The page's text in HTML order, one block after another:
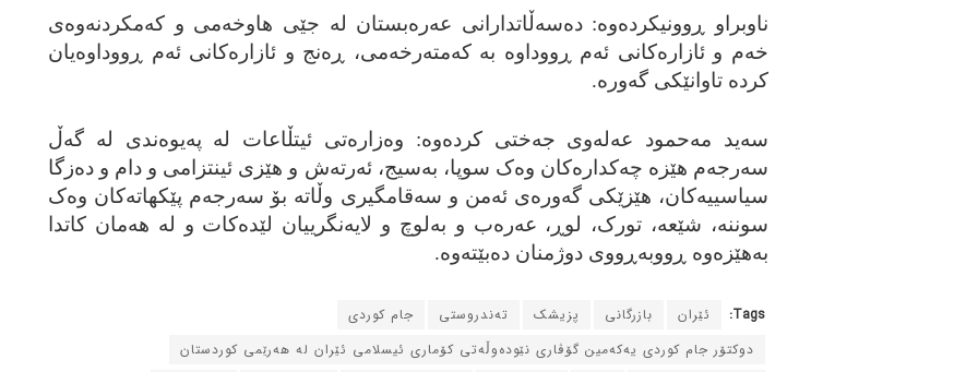
ناوبراو ڕوونیکرده‌وه‌: ده‌سه‌ڵاتدارانی عه‌ره‌بستان له‌ جێی هاوخه‌می و که‌مکردنه‌وه‌ی
خه‌م و ئازاره‌کانی ئه‌م ڕووداوه‌ به‌ که‌مته‌رخه‌می، ڕه‌نج و ئازاره‌کانی ئه‌م ڕووداوه‌یان
کرده‌ تاوانێکی گه‌وره‌.
سه‌ید مه‌حمود عه‌له‌وی جه‌ختی کرده‌وه‌: وه‌زاره‌تی ئیتڵاعات له‌ په‌یوه‌ندی له‌ گه‌ڵ
سه‌رجه‌م هێزه‌ چه‌کداره‌کان وه‌ک سوپا، به‌سیج، ئه‌رته‌ش و هێزی ئینتزامی و دام و ده‌زگا
سیاسییه‌کان، هێزێکی گه‌وره‌ی ئه‌من و سه‌قامگیری وڵاته‌ بۆ سه‌رجه‌م پێکهاته‌کان وه‌ک
سوننه‌، شێعه‌، تورک، لوڕ، عه‌ره‌ب و به‌لوچ و لایه‌نگرییان لێده‌کات و له‌ هه‌مان کاتدا
به‌هێزه‌وه‌ ڕووبه‌ڕووی دوژمنان ده‌بێته‌وه‌.
Tags: ئێران بازرگانی پزیشک ته‌ندروستی
جام کوردی
دوکتۆر جام کوردی یه‌که‌مین گۆڤاری نێوده‌وڵه‌تی کۆماری ئیسلامی ئێران له‌ هه‌رێمی کوردستان